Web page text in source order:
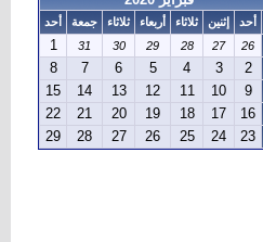
أحد إثنين ثلاثاء أربعاء ثلاثاء جمعة
أحد
26
27
28
29
30
31
1
2
3
4
5
6
7
8
9
10
11
12
13
14
15
16
17
18
19
20
21
22
23
24
25
26
27
28
29